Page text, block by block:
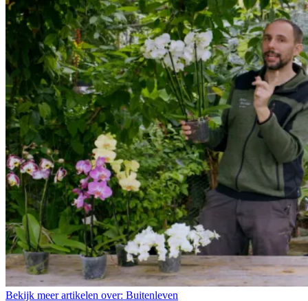
Bekijk meer artikelen over: Buitenleven